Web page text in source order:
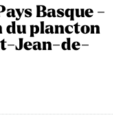
Basque -
du plancton
Jean-de-